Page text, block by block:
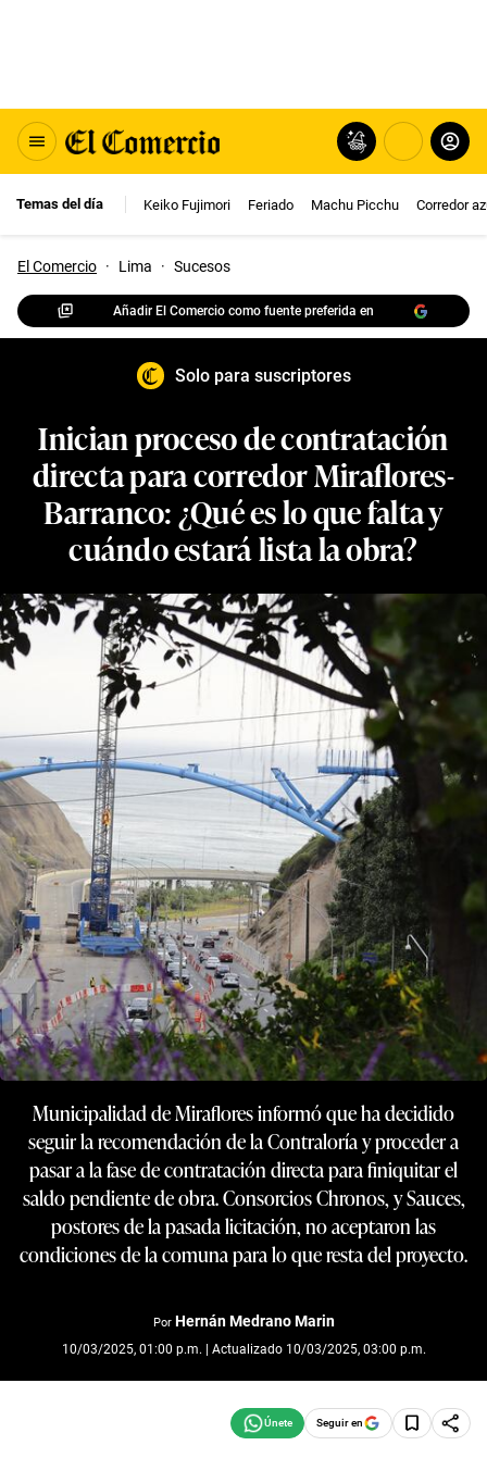
Temas del día Keiko Fujimori Feriado Machu Picchu Corredor
El Comercio · Lima · Sucesos
Añadir El Comercio como fuente preferida en
Solo para suscriptores
Inician proceso de contratación
directa para corredor Miraflores-
Barranco: ¿Qué es lo que falta y
cuándo estará lista la obra?
Municipalidad de Miraflores informó que ha decidido
seguir la recomendación de la Contraloría y proceder a
pasar a la fase de contratación directa para finiquitar el
saldo pendiente de obra. Consorcios Chronos, y Sauces,
postores de la pasada licitación, no aceptaron las
condiciones de la comuna para lo que resta del proyecto.
Por Hernán Medrano Marin
10/03/2025, 01:00 p.m. | Actualizado 10/03/2025, 03:00 p.m.
Seguir en